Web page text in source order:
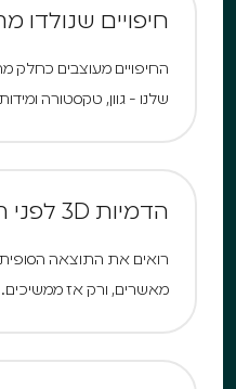
חיפויים שנולדו
החיפויים מעוצבים כחלק
שלנו - גוון, טקסטורה
הדמיות 3D לפני הביצוע
רואים את התוצאה
מאשרים, ורק אז ממשיכים.